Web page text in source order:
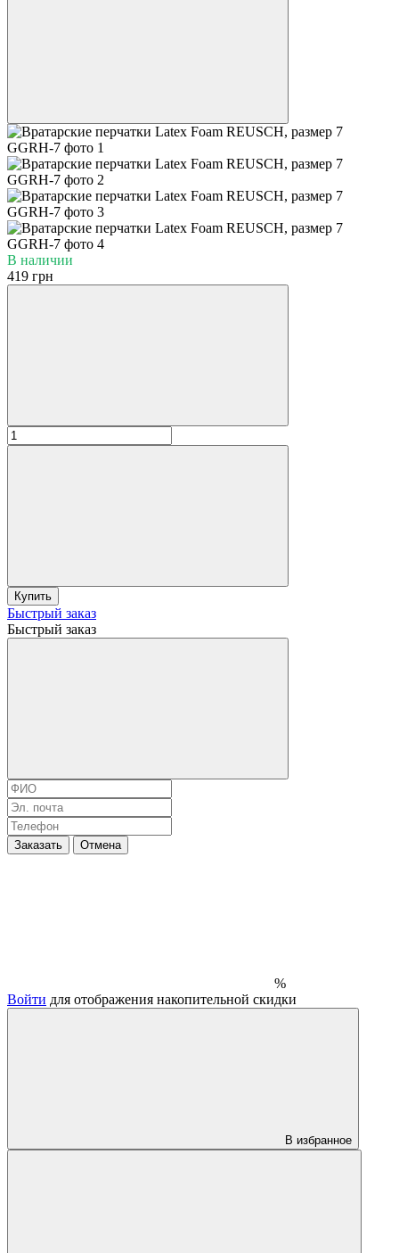
В наличии
419 грн
Купить
Быстрый заказ
Быстрый заказ
Заказать Отмена
%
Войти для отображения накопительной скидки
В избранное